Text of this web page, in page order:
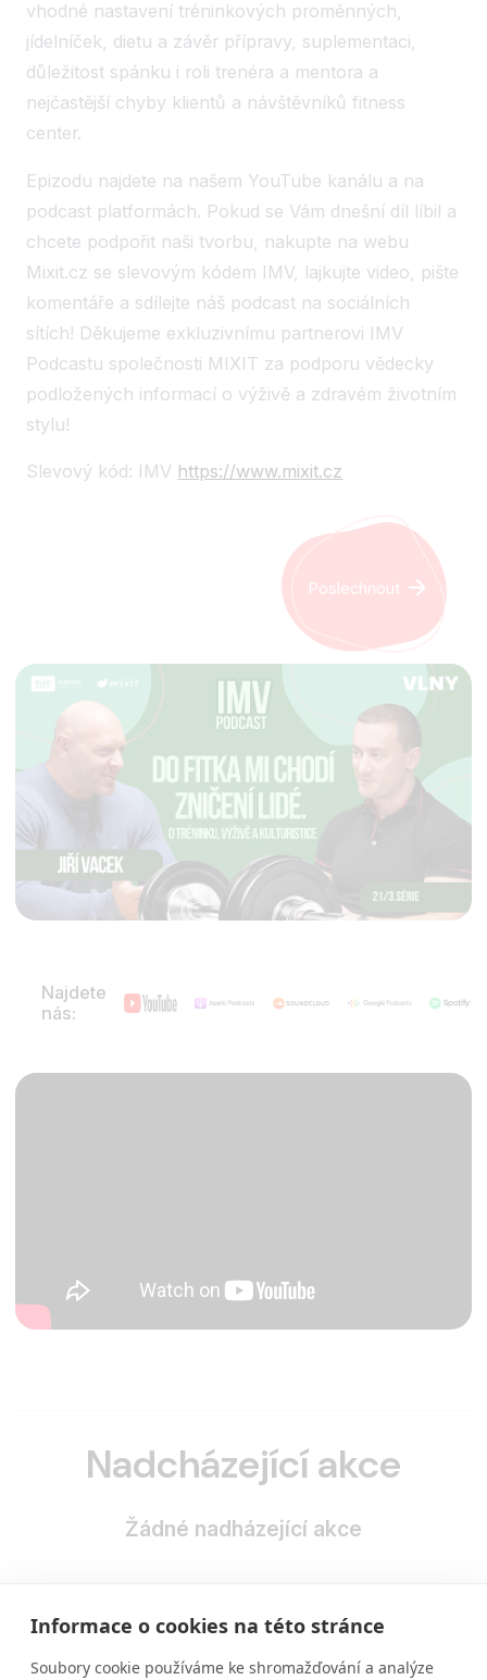
Informace o cookies na této stránce
Soubory cookie používáme ke shromažďování a analýze
vhodné nastavení tréninkových proměnných,
jídelníček, dietu a závěr přípravy, suplementaci,
důležitost spánku i roli trenéra a mentora a
nejčastější chyby klientů a návštěvníků fitness
center.
Epizodu najdete na našem YouTube kanálu a na
podcast platformách. Pokud se Vám dnešní díl líbil a
chcete podpořit naši tvorbu, nakupte na webu
Mixit.cz se slevovým kódem IMV, lajkujte video, pište
komentáře a sdílejte náš podcast na sociálních
sítích! Děkujeme exkluzivnímu partnerovi IMV
Podcastu společnosti MIXIT za podporu vědecky
podložených informací o výživě a zdravém životním
stylu!
Slevový kód: IMV https://www.mixit.cz
Poslechnout
Najdete
nás:
Nadcházející akce
Žádné nadházející akce